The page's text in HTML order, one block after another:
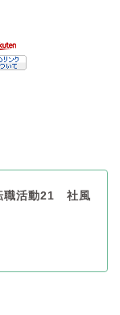
職活動21 社風